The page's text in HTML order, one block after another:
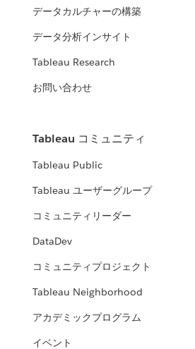
データカルチャーの構築
データ分析インサイト
Tableau Research
お問い合わせ
Tableau コミュニティ
Tableau Public
Tableau ユーザーグループ
コミュニティリーダー
DataDev
コミュニティプロジェクト
Tableau Neighborhood
アカデミックプログラム
イベント